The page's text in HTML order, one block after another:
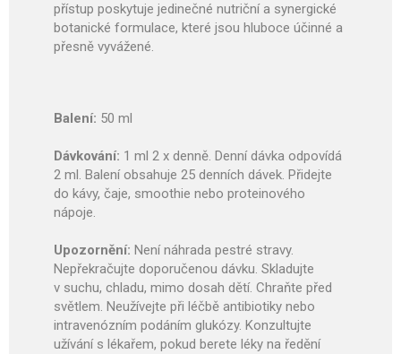
přístup poskytuje jedinečné nutriční a synergické
botanické formulace, které jsou hluboce účinné a
přesně vyvážené.
Balení: 50 ml
Dávkování: 1 ml 2 x denně. Denní dávka odpovídá
2 ml. Balení obsahuje 25 denních dávek. Přidejte
do kávy, čaje, smoothie nebo proteinového
nápoje.
Upozornění: Není náhrada pestré stravy.
Nepřekračujte doporučenou dávku. Skladujte
v suchu, chladu, mimo dosah dětí. Chraňte před
světlem. Neužívejte při léčbě antibiotiky nebo
intravenózním podáním glukózy. Konzultujte
užívání s lékařem, pokud berete léky na ředění